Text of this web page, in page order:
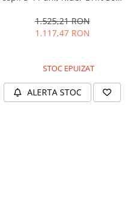
1.525,21 RON
1.117,47 RON
STOC EPUIZAT
ALERTA STOC